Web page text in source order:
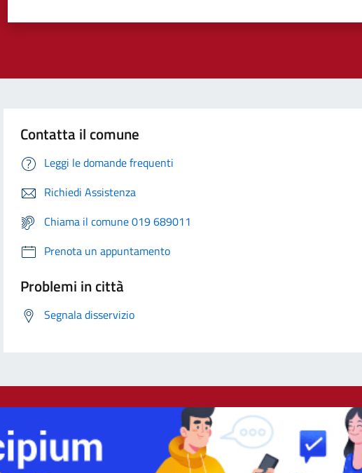
Contatta il comune
Leggi le domande frequenti
Richiedi Assistenza
Chiama il comune 019 689011
Prenota un appuntamento
Problemi in città
Segnala disservizio